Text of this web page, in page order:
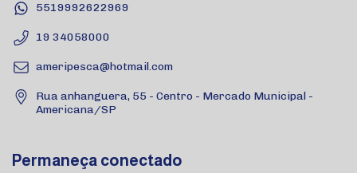
5519992622969
19 34058000
ameripesca@hotmail.com
Rua anhanguera, 55 - Centro - Mercado Municipal -
Americana/SP
Permaneça conectado